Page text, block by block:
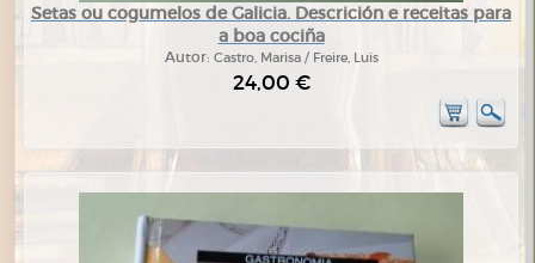
Setas ou cogumelos de Galicia. Descrición e receitas para
a boa cociña
Autor: Castro, Marisa / Freire, Luis
24,00 €